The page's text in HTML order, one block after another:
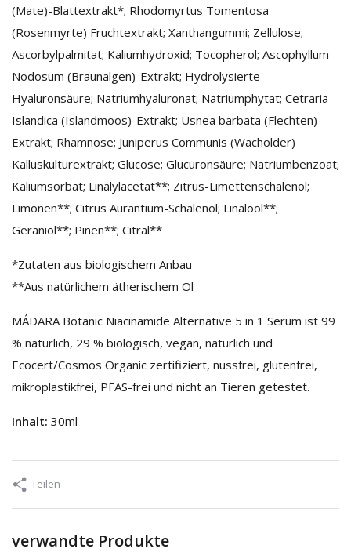
(Mate)-Blattextrakt*; Rhodomyrtus Tomentosa
(Rosenmyrte) Fruchtextrakt; Xanthangummi; Zellulose;
Ascorbylpalmitat; Kaliumhydroxid; Tocopherol; Ascophyllum
Nodosum (Braunalgen)-Extrakt; Hydrolysierte
Hyaluronsäure; Natriumhyaluronat; Natriumphytat; Cetraria
Islandica (Islandmoos)-Extrakt; Usnea barbata (Flechten)-
Extrakt; Rhamnose; Juniperus Communis (Wacholder)
Kalluskulturextrakt; Glucose; Glucuronsäure; Natriumbenzoat;
Kaliumsorbat; Linalylacetat**; Zitrus-Limettenschalenöl;
Limonen**; Citrus Aurantium-Schalenöl; Linalool**;
Geraniol**; Pinen**; Citral**
*Zutaten aus biologischem Anbau
**Aus natürlichem ätherischem Öl
MÁDARA Botanic Niacinamide Alternative 5 in 1 Serum ist 99
% natürlich, 29 % biologisch, vegan, natürlich und
Ecocert/Cosmos Organic zertifiziert, nussfrei, glutenfrei,
mikroplastikfrei, PFAS-frei und nicht an Tieren getestet.
Inhalt: 30ml
Teilen
verwandte Produkte